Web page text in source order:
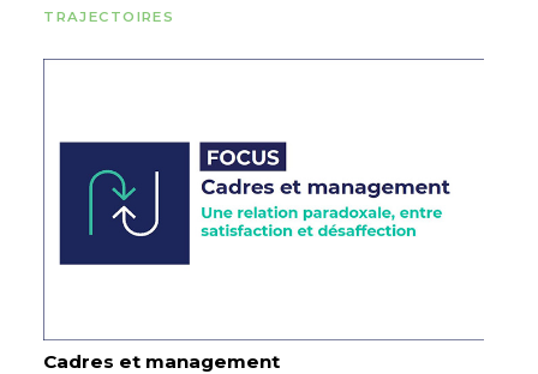
TRAJECTOIRES
Cadres et management